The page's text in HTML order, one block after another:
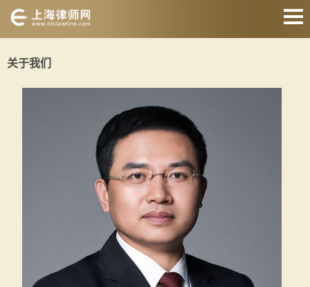
房产纠纷
债权债务
合同纠纷
征地拆迁
关于我们
关于我们